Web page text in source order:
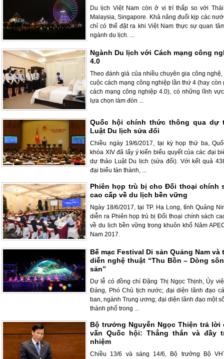
Du lịch Việt Nam còn ở vị trí thấp so với
Malaysia, Singapore. Khả năng đuổi kịp các
chỉ có thể đặt ra khi Việt Nam thực sự quan
ngành du lịch. ...
Ngành Du lịch với Cách mạng công
4.0
Theo đánh giá của nhiều chuyên gia công nghệ,
cuộc cách mạng công nghiệp lần thứ 4 (hay còn
cách mạng công nghiệp 4.0), có những lĩnh
lựa chọn làm đòn ...
Quốc hội chính thức thông qua dự
Luật Du lịch sửa đổi
Chiều ngày 19/6/2017, tại kỳ họp thứ ba,
khóa XIV đã lấy ý kiến biểu quyết của các đại
dự thảo Luật Du lịch (sửa đổi). Với kết quả
đại biểu tán thành, ...
Phiên họp trù bị cho Đối thoại chính
cao cấp về du lịch bền vững
Ngày 18/6/2017, tại TP. Hạ Long, tỉnh Quảng
diễn ra Phiên họp trù bị Đối thoại chính sách
về du lịch bền vững trong khuôn khổ Năm
Nam 2017.
Bế mạc Festival Di sản Quảng Nam và
diễn nghệ thuật “Thu Bồn – Dòng
sản”
Dự lễ có đồng chí Đặng Thị Ngọc Thịnh, Ủy
Đảng, Phó Chủ tịch nước; đại diện lãnh đạo
ban, ngành Trung ương; đại diện lãnh đạo một
thành phố trong ...
Bộ trưởng Nguyễn Ngọc Thiện trả lời
vấn Quốc hội: Thẳng thắn và đầy
nhiệm
Chiều 13/6 và sáng 14/6, Bộ trưởng Bộ